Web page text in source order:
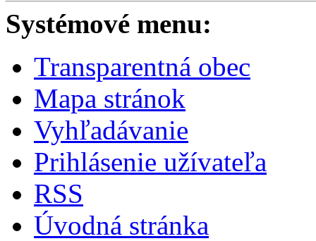
Systémové menu:
Transparentná obec
Mapa stránok
Vyhľadávanie
Prihlásenie užívateľa
RSS
Úvodná stránka